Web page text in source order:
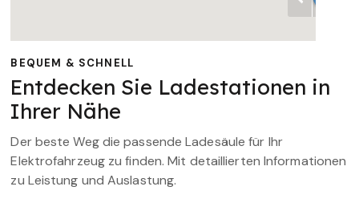
BEQUEM & SCHNELL
Entdecken Sie Ladestationen in
Ihrer Nähe
Der beste Weg die passende Ladesäule für Ihr
Elektrofahrzeug zu finden. Mit detaillierten Informationen
zu Leistung und Auslastung.